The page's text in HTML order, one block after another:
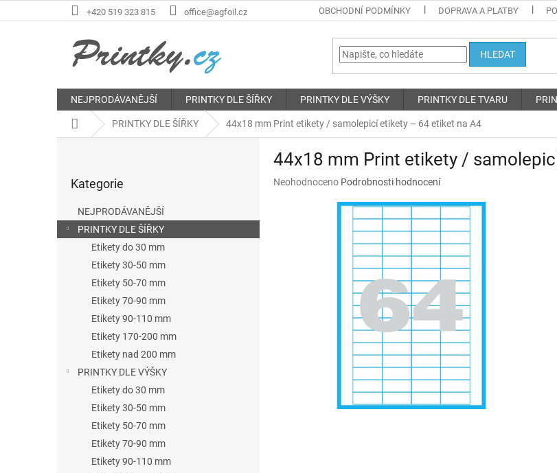
na
+420 519 323 815 office@agfoil.cz OBCHODNÍ PODMÍNKY DOPRAVA A PLATBY
HLEDAT
NEJPRODÁVANĚJŠÍ PRINTKY DLE ŠÍŘKY PRINTKY DLE VÝŠKY PRINTKY DLE TVARU
Domů PRINTKY DLE ŠÍŘKY 44x18 mm Print etikety / samolepicí etikety – 64 etiket na A4
a
n
kategorie
Kategorie
NEJPRODÁVANĚJŠÍ
PRINTKY DLE ŠÍŘKY
Etikety do 30 mm
Etikety 30-50 mm
Etikety 50-70 mm
Etikety 70-90 mm
Etikety 90-110 mm
Etikety 170-200 mm
Etikety nad 200 mm
PRINTKY DLE VÝŠKY
Etikety do 30 mm
Etikety 30-50 mm
Etikety 50-70 mm
Etikety 70-90 mm
Etikety 90-110 mm
44x18 mm Print etikety /
Průměrné
Neohodnoceno Podrobnosti hodnocení